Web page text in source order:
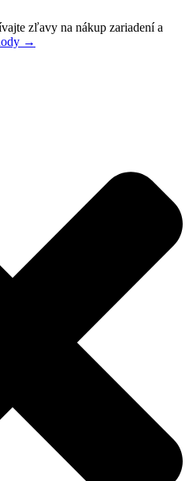
zľavy na nákup zariadení a
→